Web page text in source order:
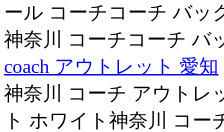
ール コーチコーチ バッ
神奈川 コーチコーチ バ
coach アウトレット 愛知
神奈川 コーチ アウトレ
ト ホワイト神奈川 コ